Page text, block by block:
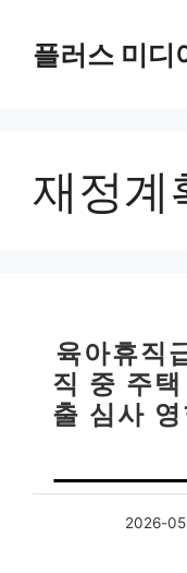
플러스 미디
재정계
육아휴직
직 중 주
출 심사
2026-